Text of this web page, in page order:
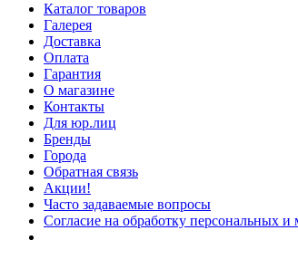
Каталог товаров
Галерея
Доставка
Оплата
Гарантия
О магазине
Контакты
Для юр.лиц
Бренды
Города
Обратная связь
Акции!
Часто задаваемые вопросы
Согласие на обработку персональных и